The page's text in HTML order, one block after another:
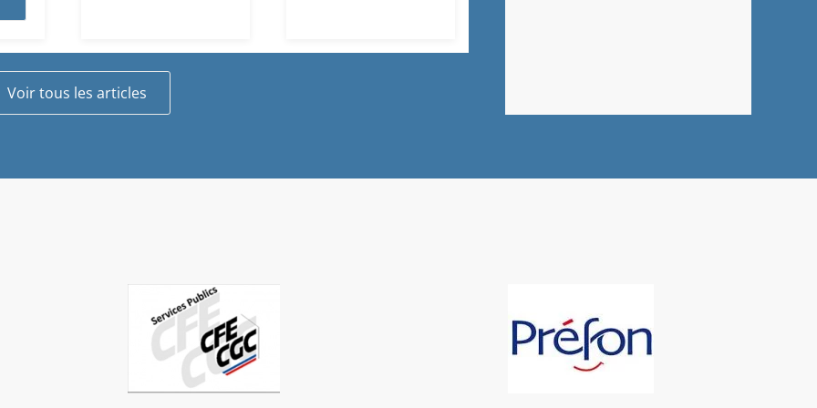
Voir tous les articles